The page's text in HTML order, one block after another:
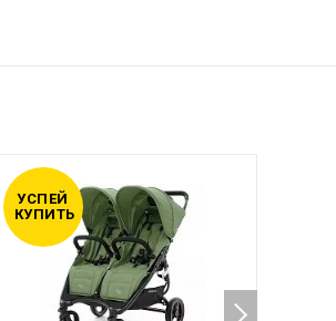
УСПЕЙ
КУПИТЬ